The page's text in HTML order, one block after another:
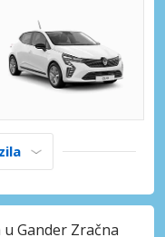
Gander Zračna